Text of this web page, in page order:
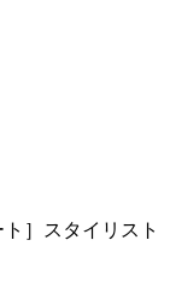
］スタイリスト